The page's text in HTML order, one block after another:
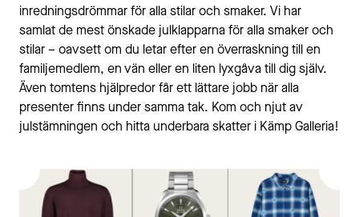
inredningsdrömmar för alla stilar och smaker. Vi har
samlat de mest önskade julklapparna för alla smaker och
stilar – oavsett om du letar efter en överraskning till en
familjemedlem, en vän eller en liten lyxgåva till dig själv.
Även tomtens hjälpredor får ett lättare jobb när alla
presenter finns under samma tak. Kom och njut av
julstämningen och hitta underbara skatter i Kämp Galleria!